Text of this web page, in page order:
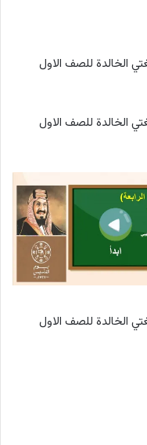
الخالدة للصف الاول
الخالدة للصف الاول
الخالدة للصف الاول